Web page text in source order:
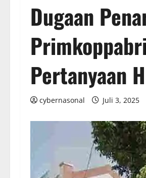
Dugaan
Pertanyaan
cybernasonal Juli 3, 2025